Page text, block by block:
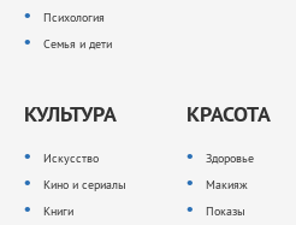
Психология
Семья и дети
КУЛЬТУРА
Искусство
Кино и сериалы
Книги
КРАСОТА
Здоровье
Макияж
Показы